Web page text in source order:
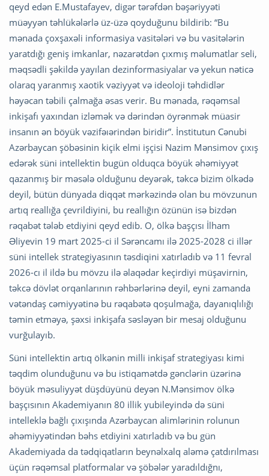
qeyd edən E.Mustafayev, digər tərəfdən bəşəriyyəti
müəyyən təhlükələrlə üz-üzə qoyduğunu bildirib: “Bu
mənada çoxşaxəli informasiya vasitələri və bu vasitələrin
yaratdığı geniş imkanlar, nəzarətdən çıxmış məlumatlar seli,
məqsədli şəkildə yayılan dezinformasiyalar və yekun nəticə
olaraq yaranmış xaotik vəziyyət və ideoloji təhdidlər
həyəcan təbili çalmağa əsas verir. Bu mənada, rəqəmsal
inkişafı yaxından izləmək və dərindən öyrənmək müasir
insanın ən böyük vəzifəıərindən biridir”. İnstitutun Cənubi
Azərbaycan şöbəsinin kiçik elmi işçisi Nazim Mənsimov çıxış
edərək süni intellektin bugün olduqca böyük əhəmiyyət
qazanmış bir məsələ olduğunu deyərək, təkcə bizim ölkədə
deyil, bütün dünyada diqqət mərkəzində olan bu mövzunun
artıq reallığa çevrildiyini, bu reallığın özünün isə bizdən
rəqabət tələb etdiyini qeyd edib. O, ölkə başçısı İlham
Əliyevin 19 mart 2025-ci il Sərəncamı ilə 2025-2028 ci illər
süni intellek strategiyasının təsdiqini xatırladıb və 11 fevral
2026-cı il ildə bu mövzu ilə əlaqədar keçirdiyi müşavirnin,
təkcə dövlət orqanlarının rəhbərlərinə deyil, eyni zamanda
vətəndaş cəmiyyətinə bu rəqabətə qoşulmağa, dayanıqlılığı
təmin etməyə, şəxsi inkişafa səsləyən bir mesaj olduğunu
vurğulayıb.
Süni intellektin artıq ölkənin milli inkişaf strategiyası kimi
təqdim olunduğunu və bu istiqamətdə gənclərin üzərinə
böyük məsuliyyət düşdüyünü deyən N.Mənsimov ölkə
başçısının Akademiyanın 80 illik yubileyində də süni
intelleklə bağlı çıxışında Azərbaycan alimlərinin rolunun
əhəmiyyətindən bəhs etdiyini xatırladıb və bu gün
Akademiyada da tədqiqatların beynəlxalq aləmə çatdırılması
üçün rəqəmsal platformalar və şöbələr yaradıldığnı,